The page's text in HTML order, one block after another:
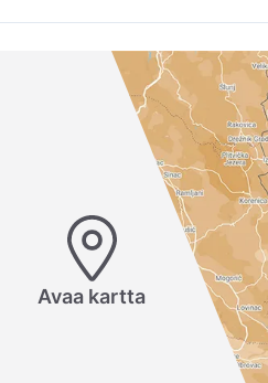
Avaa kartta